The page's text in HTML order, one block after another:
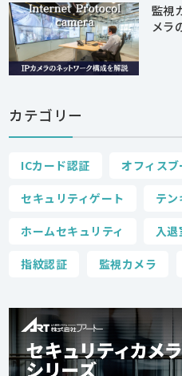
監視
メラ
カテゴリー
ICカード認証 オフィスブ
セキュリティゲート テン
ホームセキュリティ 入
指紋認証 監視カメラ